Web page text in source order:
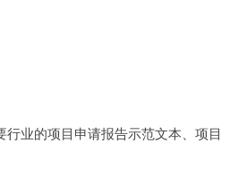
业的项目申请报告示范文本、项目